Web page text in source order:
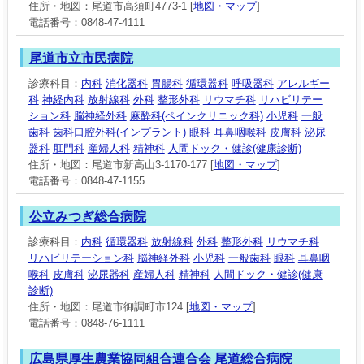
住所・地図：尾道市高須町4773-1 [地図・マップ]
電話番号：0848-47-4111
尾道市立市民病院
診療科目： 内科 消化器科 胃腸科 循環器科 呼吸器科 アレルギー
科 神経内科 放射線科 外科 整形外科 リウマチ科 リハビリテー
ション科 脳神経外科 麻酔科(ペインクリニック科) 小児科 一般
歯科 歯科口腔外科(インプラント) 眼科 耳鼻咽喉科 皮膚科 泌尿
器科 肛門科 産婦人科 精神科 人間ドック・健診(健康診断)
住所・地図：尾道市新高山3-1170-177 [地図・マップ]
電話番号：0848-47-1155
公立みつぎ総合病院
診療科目： 内科 循環器科 放射線科 外科 整形外科 リウマチ科
リハビリテーション科 脳神経外科 小児科 一般歯科 眼科 耳鼻咽
喉科 皮膚科 泌尿器科 産婦人科 精神科 人間ドック・健診(健康
診断)
住所・地図：尾道市御調町市124 [地図・マップ]
電話番号：0848-76-1111
広島県厚生農業協同組合連合会 尾道総合病院